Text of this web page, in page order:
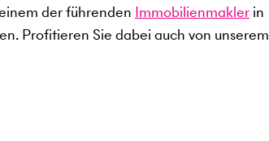
der führenden Immobilienmakler in
Profitieren Sie dabei auch von unserem